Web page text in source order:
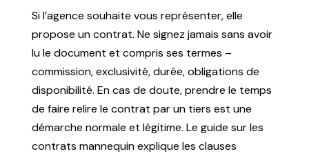
Si l’agence souhaite vous représenter, elle
propose un contrat. Ne signez jamais sans avoir
lu le document et compris ses termes –
commission, exclusivité, durée, obligations de
disponibilité. En cas de doute, prendre le temps
de faire relire le contrat par un tiers est une
démarche normale et légitime. Le guide sur les
contrats mannequinexplique les clauses